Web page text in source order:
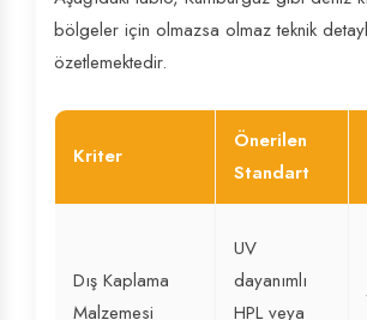
bölgeler için olmazsa olmaz teknik
özetlemektedir.
Kriter
Önerilen
Standart
Dış Kaplama
Malzemesi
UV
dayanımlı
HPL veya